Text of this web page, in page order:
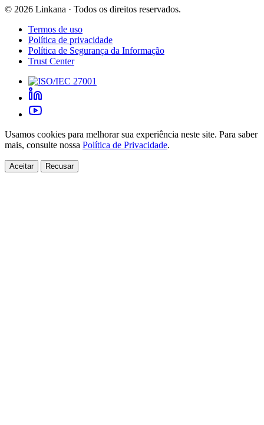
© 2026 Linkana · Todos os direitos reservados.
Termos de uso
Política de privacidade
Política de Segurança da Informação
Trust Center
Usamos cookies para melhorar sua experiência neste site. Para saber
mais, consulte nossa Política de Privacidade.
Aceitar Recusar